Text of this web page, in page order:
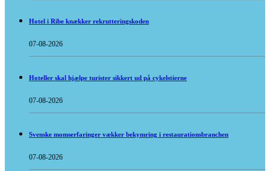
Hotel i Ribe knækker rekrutteringskoden
07-08-2026
Hoteller skal hjælpe turister sikkert ud på cykelstierne
07-08-2026
Svenske momserfaringer vækker bekymring i restaurationsbranchen
07-08-2026